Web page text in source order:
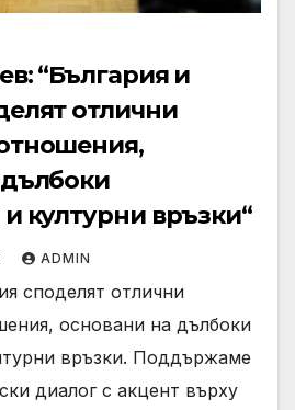
“България и
отлични
културни връзки“
ADMIN
споделят отлични
основани на дълбоки
връзки. Поддържаме
диалог с акцент върху